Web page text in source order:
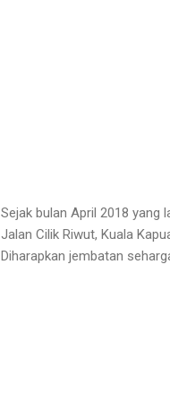
Sejak bulan April 2018 yang
Jalan Cilik Riwut, Kuala
Diharapkan jembatan